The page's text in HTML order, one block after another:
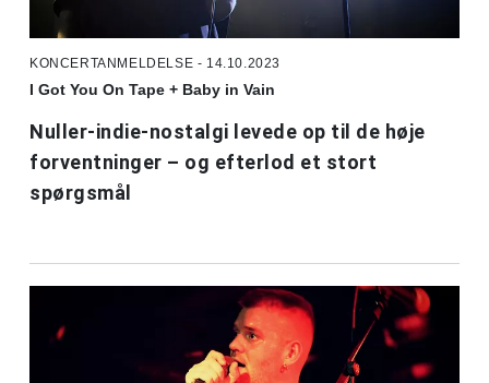
KONCERTANMELDELSE - 14.10.2023
I Got You On Tape + Baby in Vain
Nuller-indie-nostalgi levede op til de høje
forventninger – og efterlod et stort
spørgsmål